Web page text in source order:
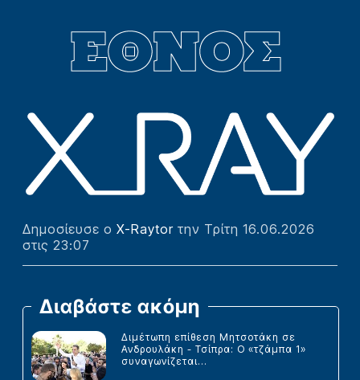
Δημοσίευσε ο X-Raytor την Τρίτη 16.06.2026
στις 23:07
Διαβάστε ακόμη
Διμέτωπη επίθεση Μητσοτάκη σε
Ανδρουλάκη - Τσίπρα: Ο «τζάμπα 1»
συναγωνίζεται...